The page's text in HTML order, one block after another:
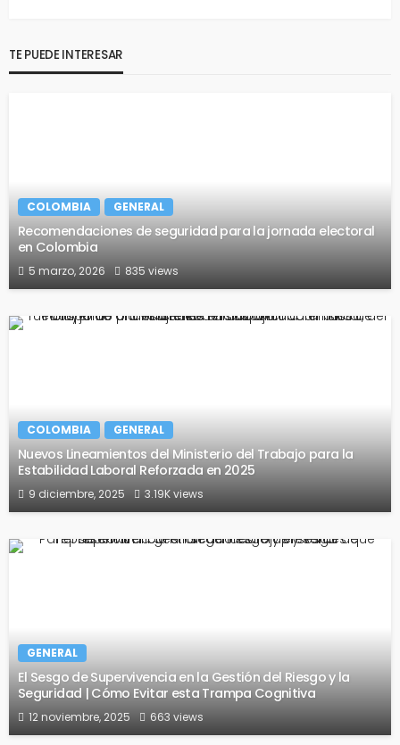
TE PUEDE INTERESAR
COLOMBIA GENERAL
Recomendaciones de seguridad para la jornada electoral
en Colombia
5 marzo, 2026 835 views
COLOMBIA GENERAL
Nuevos Lineamientos del Ministerio del Trabajo para la
Estabilidad Laboral Reforzada en 2025
9 diciembre, 2025 3.19K views
GENERAL
El Sesgo de Supervivencia en la Gestión del Riesgo y la
Seguridad | Cómo Evitar esta Trampa Cognitiva
12 noviembre, 2025 663 views